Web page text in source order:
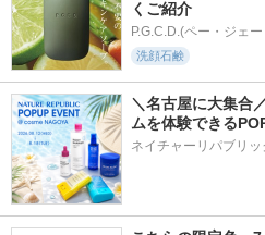
くご紹介
P.G.C.D.(ペー・ジェ
洗顔石鹸
＼名古屋に大集合
ムを体験できる
ネイチャーリパブリッ